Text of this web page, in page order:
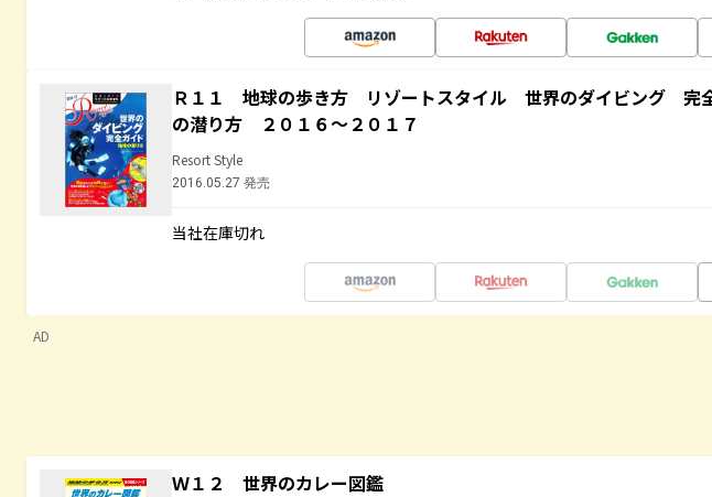
Ｒ１１ 地球の歩き方 リゾートスタイル 世界のダイビング 完
の潜り方 ２０１６～２０１７
Resort Style
2016.05.27 発売
当社在庫切れ
AD
Ｗ１２ 世界のカレー図鑑